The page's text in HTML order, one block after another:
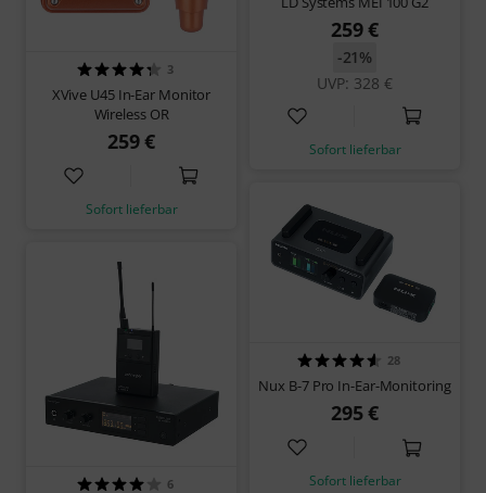
3
XVive U45 In-Ear Monitor
Wireless OR
259 €
Sofort lieferbar
259 €
UVP: 328 €
-21%
Sofort lieferbar
6
28
Nux B-7 Pro In-Ear-Monitoring
295 €
Sofort lieferbar